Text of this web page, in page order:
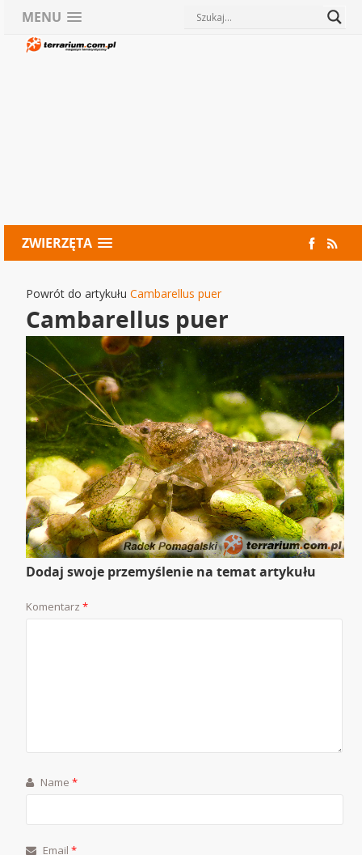
MENU
ZWIERZĘTA
Powrót do artykułuCambarellus puer
Cambarellus puer
Dodaj swoje przemyślenie na temat artykułu
Komentarz*
Name*
Email*